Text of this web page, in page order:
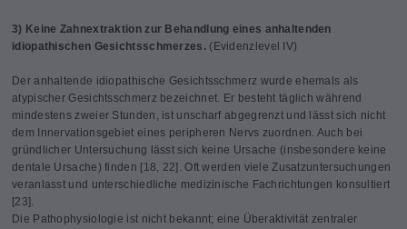
3) Keine Zahnextraktion zur Behandlung eines anhaltenden
idiopathischen Gesichtsschmerzes. (Evidenzlevel IV)
Der anhaltende idiopathische Gesichtsschmerz wurde ehemals als
atypischer Gesichtsschmerz bezeichnet. Er besteht täglich während
mindestens zweier Stunden, ist unscharf abgegrenzt und lässt sich nicht
dem Innervationsgebiet eines peripheren Nervs zuordnen. Auch bei
gründlicher Untersuchung lässt sich keine Ursache (insbesondere keine
dentale Ursache) finden [18, 22]. Oft werden viele Zusatzuntersuchungen
veranlasst und unterschiedliche medizinische Fachrichtungen konsultiert
[23].
Die Pathophysiologie ist nicht bekannt; eine Überaktivität zentraler